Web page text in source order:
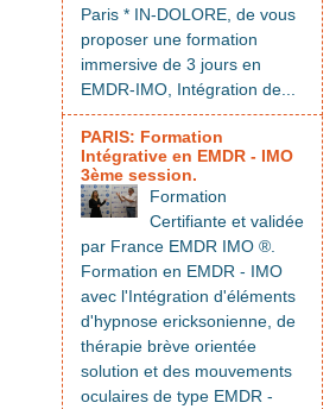
Paris * IN-DOLORE, de vous
proposer une formation
immersive de 3 jours en
EMDR-IMO, Intégration de...
PARIS: Formation
Intégrative en EMDR - IMO
3ème session.
Formation
Certifiante et validée
par France EMDR IMO ®.
Formation en EMDR - IMO
avec l'Intégration d'éléments
d'hypnose ericksonienne, de
thérapie brève orientée
solution et des mouvements
oculaires de type EMDR -